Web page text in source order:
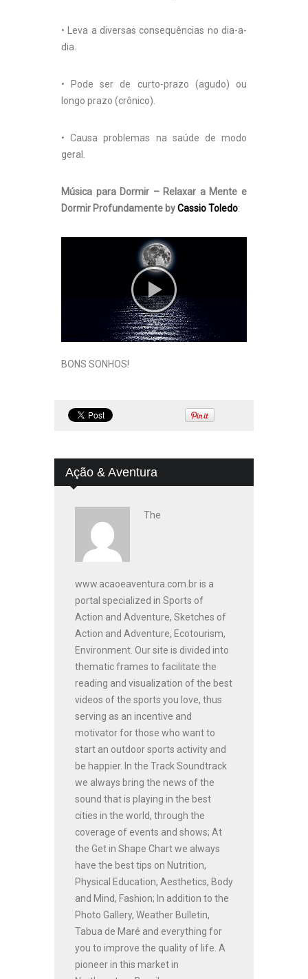
• Leva a diversas consequências no dia-a-
dia.
• Pode ser de curto-prazo (agudo) ou
longo prazo (crônico).
• Causa problemas na saúde de modo
geral.
Música para Dormir – Relaxar a Mente e
Dormir Profundamente byCassio Toledo:
BONS SONHOS!
Ação & Aventura
The
www.acaoeaventura.com.br is a
portal specialized in Sports of
Action and Adventure, Sketches of
Action and Adventure, Ecotourism,
Environment. Our site is divided into
thematic frames to facilitate the
reading and visualization of the best
videos of the sports you love, thus
serving as an incentive and
motivator for those who want to
start an outdoor sports activity and
be happier. In the Track Soundtrack
we always bring the news of the
sound that is playing in the best
cities in the world, through the
coverage of events and shows; At
the Get in Shape Chart we always
have the best tips on Nutrition,
Physical Education, Aesthetics, Body
and Mind, Fashion; In addition to the
Photo Gallery, Weather Bulletin,
Tabua de Maré and everything for
you to improve the quality of life. A
pioneer in this market in